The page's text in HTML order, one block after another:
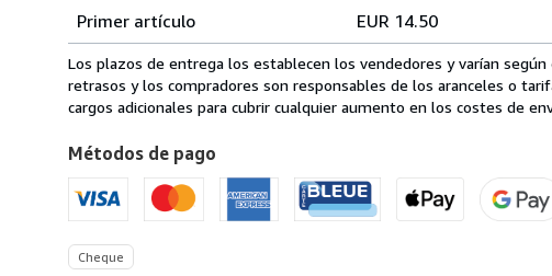
de
envío
de
Latvia
Estados
Unidos
de
America
pedido
Primer artículo
EUR 14.50
Los plazos de entrega los establecen los vendedores y varían
retrasos y los compradores son responsables de los aranceles o
cargos adicionales para cubrir cualquier aumento en los costes de
Métodos de pago
Cheque